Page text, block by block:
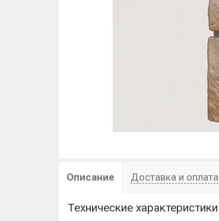
Описание Доставка и оплата
Технические характеристики